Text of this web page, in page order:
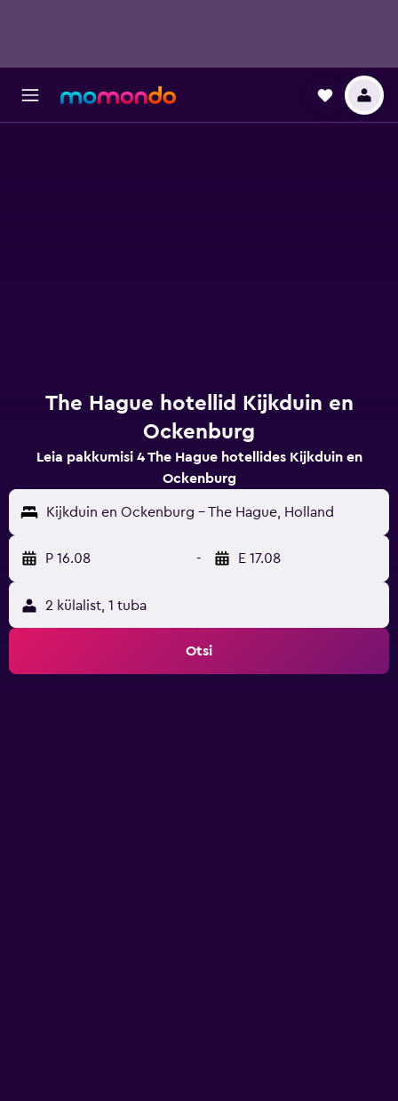
The Hague hotellid Kijkduin en
Ockenburg
Leia pakkumisi 4 The Hague hotellides Kijkduin en
Ockenburg
Kijkduin en Ockenburg - The Hague, Holland
P 16.08 - E 17.08
2 külalist, 1 tuba
Otsi